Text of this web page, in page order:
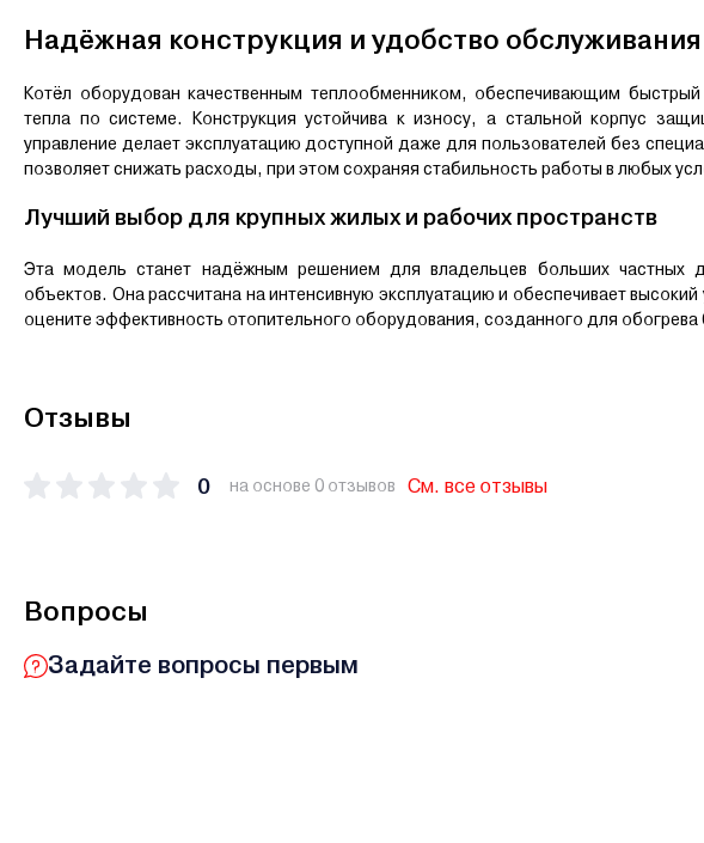
Надёжная конструкция и удобство обслуживания
Котёл оборудован качественным теплообменником, обеспечивающим
тепла по системе. Конструкция устойчива к износу, а стальной корпус
управление делает эксплуатацию доступной даже для пользователей без
позволяет снижать расходы, при этом сохраняя стабильность работы в любых
Лучший выбор для крупных жилых и рабочих пространств
Эта модель станет надёжным решением для владельцев больших частных
объектов. Она рассчитана на интенсивную эксплуатацию и обеспечивает
оцените эффективность отопительного оборудования, созданного для
Отзывы
0 на основе 0 отзывов См. все отзывы
Вопросы
Задайте вопросы первым